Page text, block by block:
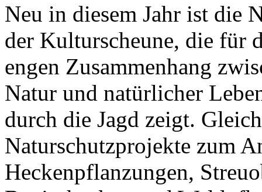
Neu in diesem Jahr ist die
der Kulturscheune, die für
engen Zusammenhang
Natur und natürlicher
durch die Jagd zeigt.
Naturschutzprojekte zum
Heckenpflanzungen,